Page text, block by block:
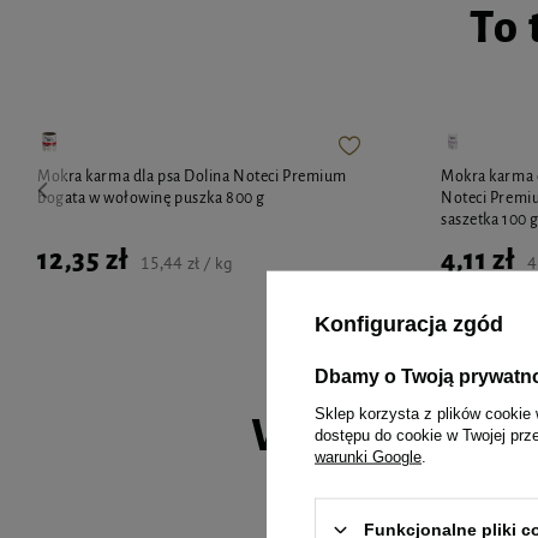
To
Mokra karma dla psa Dolina Noteci Premium
bogata w wołowinę puszka 800 g
12,35 zł 15,44 zł / kg
Mokra karma
Noteci
saszetka 100 g
4,11 zł
Wybrane
Konfiguracja zgód
Dbamy o Twoją
Sklep korzysta z plików cookie
dostępu do cookie w Twojej
warunki Google
Funkcjonalne pliki